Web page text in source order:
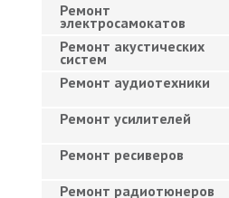
Ремонт
электросамокатов
Ремонт акустических
систем
Ремонт аудиотехники
Ремонт усилителей
Ремонт ресиверов
Ремонт радиотюнеров